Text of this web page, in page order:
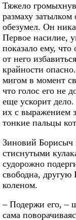
Тяжело
размаху
обезумел. Он
Первое насилие,
показало ему,
от него
крайности
мигом в момент
что голос его не
еще ускорит
их с выражением
тонкие пальцы
Зиновий Борисыч
стиснутыми
судорожно
свободна, другую
коленом.
– Подержи его, –
сама